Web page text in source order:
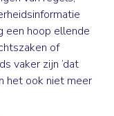
een hoop ellende
of
vaker zijn ‘dat
het ook niet meer